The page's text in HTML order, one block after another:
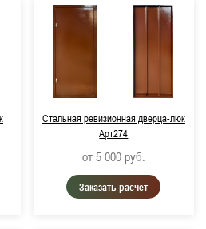
Стальная ревизионная дверца-люк
Арт274
от 5 000 руб.
Заказать расчет